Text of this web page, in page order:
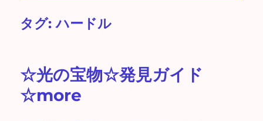
タグ:ハードル
☆光の宝物☆発見ガイド
☆more